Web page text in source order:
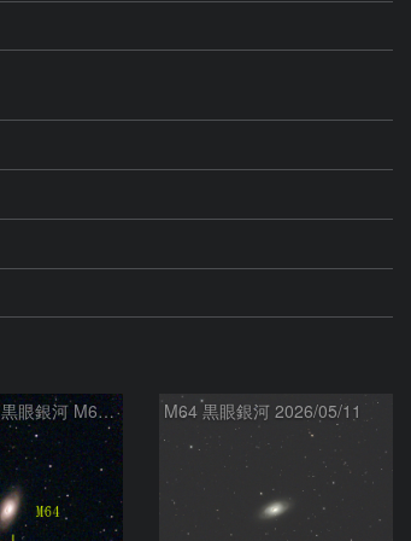
夜空は宝石箱(黒眼銀河 M64) Seestar50 M64 黒眼銀河 2026/05/11